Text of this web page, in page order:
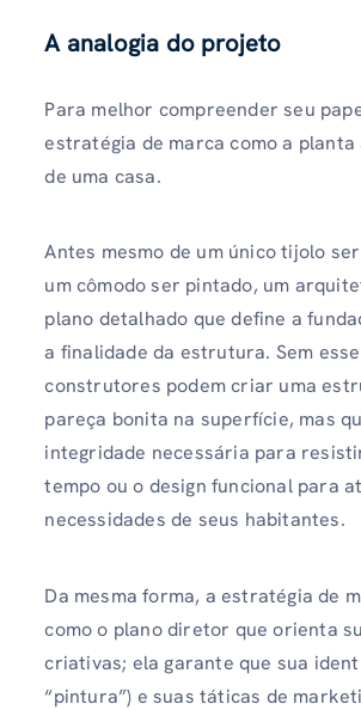
A analogia do projeto
Para melhor compreender seu
estratégia de marca como a
de uma casa.
Antes mesmo de um único tijolo
um cômodo ser pintado, um
plano detalhado que define a
a finalidade da estrutura. Sem
construtores podem criar uma
pareça bonita na superfície, mas
integridade necessária para
tempo ou o design funcional para
necessidades de seus habitantes.
Da mesma forma, a estratégia de
como o plano diretor que orienta
criativas; ela garante que sua
“pintura”) e suas táticas de